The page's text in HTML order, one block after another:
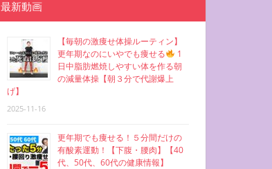
最新動画
【毎朝の激痩せ体操ルーティン】
更年期なのにいやでも痩せる
1
日中脂肪燃焼しやすい体を作る朝
の減量体操【朝３分で代謝爆上
げ】
2025-11-16
更年期でも痩せる！５分間だけの
有酸素運動！【下腹・腰肉】【40
代、50代、60代の健康情報】